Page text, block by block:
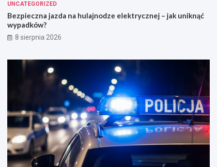
UNCATEGORIZED
Bezpieczna jazda na hulajnodze elektrycznej – jak uniknąć
wypadków?
8 sierpnia 2026